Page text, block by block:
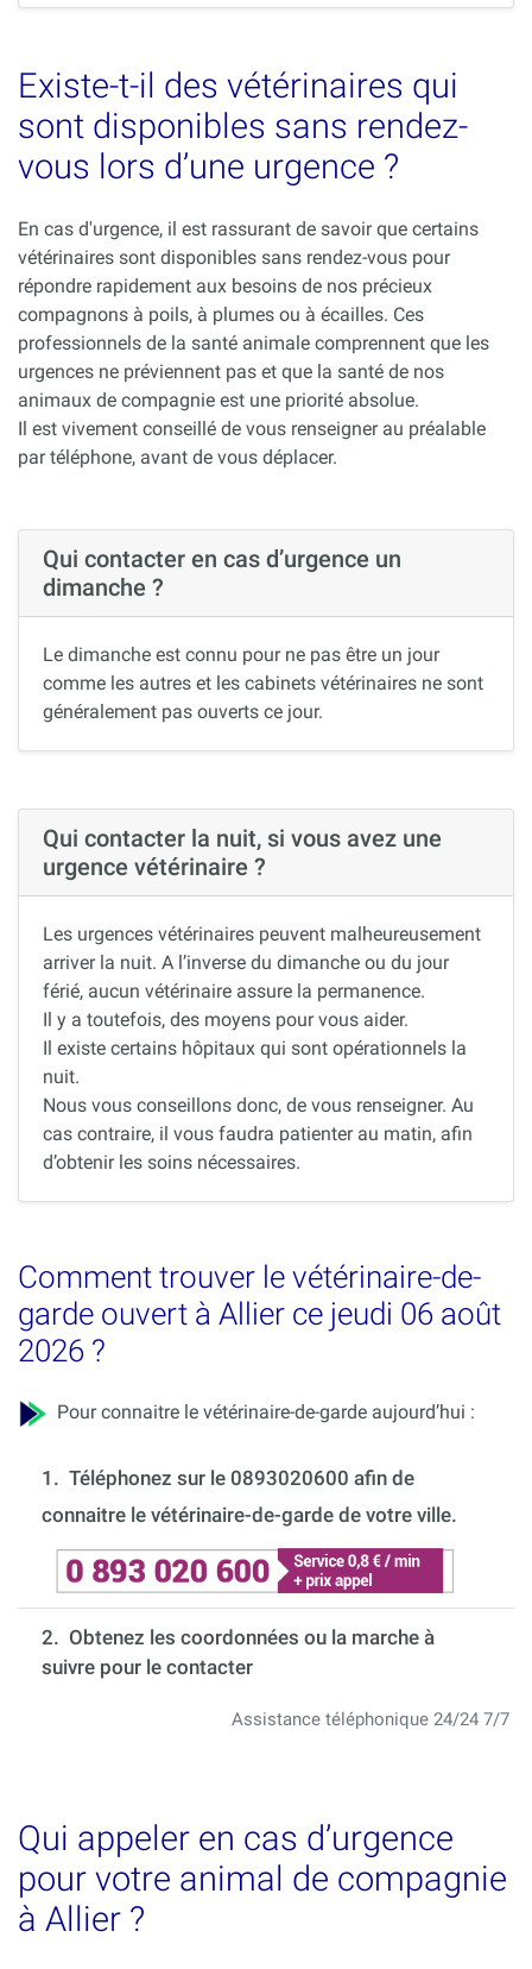
Existe-t-il des vétérinaires qui
sont disponibles sans rendez-
vous lors d’une urgence ?
En cas d'urgence, il est rassurant de savoir que certains
vétérinaires sont disponibles sans rendez-vous pour
répondre rapidement aux besoins de nos précieux
compagnons à poils, à plumes ou à écailles. Ces
professionnels de la santé animale comprennent que les
urgences ne préviennent pas et que la santé de nos
animaux de compagnie est une priorité absolue.
Il est vivement conseillé de vous renseigner au préalable
par téléphone, avant de vous déplacer.
Qui contacter en cas d’urgence un
dimanche ?
Le dimanche est connu pour ne pas être un jour
comme les autres et les cabinets vétérinaires ne sont
généralement pas ouverts ce jour.
Qui contacter la nuit, si vous avez une
urgence vétérinaire ?
Les urgences vétérinaires peuvent malheureusement
arriver la nuit. A l’inverse du dimanche ou du jour
férié, aucun vétérinaire assure la permanence.
Il y a toutefois, des moyens pour vous aider.
Il existe certains hôpitaux qui sont opérationnels la
nuit.
Nous vous conseillons donc, de vous renseigner. Au
cas contraire, il vous faudra patienter au matin, afin
d’obtenir les soins nécessaires.
Comment trouver le vétérinaire-de-
garde ouvert à Allier ce jeudi 06 août
2026 ?
Pour connaitre le vétérinaire-de-garde aujourd’hui :
1. Téléphonez sur le 0893020600 afin de
connaitre le vétérinaire-de-garde de votre ville.
2. Obtenez les coordonnées ou la marche à
suivre pour le contacter
Assistance téléphonique 24/24 7/7
Qui appeler en cas d’urgence
pour votre animal de compagnie
à Allier ?